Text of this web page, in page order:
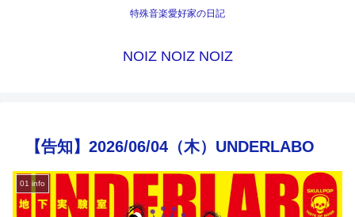
特殊音楽愛好家の日記
NOIZ NOIZ NOIZ
【告知】2026/06/04（木）UNDERLABO
01 info